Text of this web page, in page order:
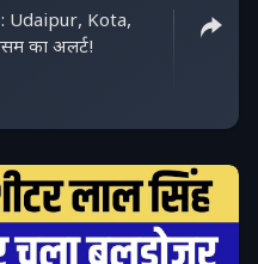
Udaipur, Kota,
का अलर्ट!